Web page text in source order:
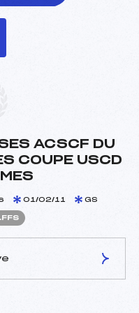
ACSCF DU
COUPE USCD
01/02/11 GS